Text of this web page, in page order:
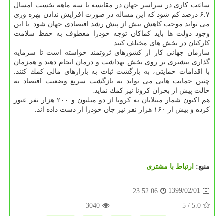
ساعت كاری در سراسر جهان در مقایسه با سه ماهه نخست امسال
۶.۷ درصد كم شود كه این مساله در صورت افزایش ندادن بهره وری
می تواند موجب كاهش بیش از پیش رشد اقتصادی جهان شود. با این
وجود دولت ها باید كماكان توجه خودرا معطوف به حفظ سلامت
كاركنان در بخش های مختلف كنند.
سازمان جهانی كار از كشورهای ثروتمند خواسته است تا سرمایه
گذاری بیشتری بر روی بخش بهداشت و درمان انجام دهند و همزمان
با اقدامات حمایتی، به بازگشت ثبات به بازارهای مالی كمك كنند.
چنین حمایت هایی می تواند به بازگشت سریع وضعیت اقتصاد به
حالت پیش از بحران كرونا نیز كمك نماید.
هم اكنون شمار مبتلایان به كرونا از دو میلیون و ۲۰۰ هزار نفر عبور
كرده و بیش از ۱۶۰ هزار نفر نیز جان خودرا از دست داده اند.
منبع: ارتباط با مشتری
1399/02/01
23:52:06
5.0
/ 5
3040